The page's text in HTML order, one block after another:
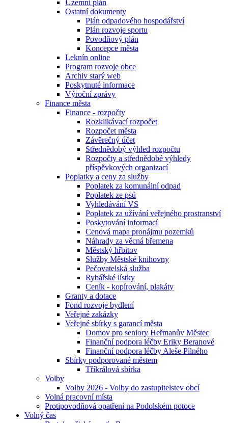
Územní plán
Ostatní dokumenty
Plán odpadového hospodářství
Plán rozvoje sportu
Povodňový plán
Koncepce města
Leknín online
Program rozvoje obce
Archiv starý web
Poskytnuté informace
Výroční zprávy
Finance města
Finance - rozpočty
Rozklikávací rozpočet
Rozpočet města
Závěrečný účet
Střednědobý výhled rozpočtu
Rozpočty a střednědobé výhledy
příspěvkových organizací
Poplatky a ceny za služby
Poplatek za komunální odpad
Poplatek ze psů
Vyhledávání VS
Poplatek za užívání veřejného prostranství
Poskytování informací
Cenová mapa pronájmu pozemků
Náhrady za věcná břemena
Městský hřbitov
Služby Městské knihovny
Pečovatelská služba
Rybářské lístky
Ceník - kopírování, plakáty
Granty a dotace
Fond rozvoje bydlení
Veřejné zakázky
Veřejné sbírky s garancí města
Domov pro seniory Heřmanův Městec
Finanční podpora léčby Eriky Beranové
Finanční podpora léčby Aleše Pilného
Sbírky podporované městem
Tříkrálová sbírka
Volby
Volby 2026 - Volby do zastupitelstev obcí
Volná pracovní místa
Protipovodňová opatření na Podolském potoce
Volný čas